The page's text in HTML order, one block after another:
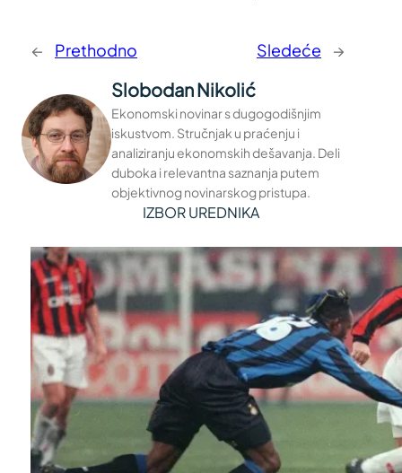
← Prethodno Sledeće →
Slobodan Nikolić
Ekonomski novinar s dugogodišnjim
iskustvom. Stručnjak u praćenju i
analiziranju ekonomskih dešavanja. Deli
duboka i relevantna saznanja putem
objektivnog novinarskog pristupa.
IZBOR UREDNIKA